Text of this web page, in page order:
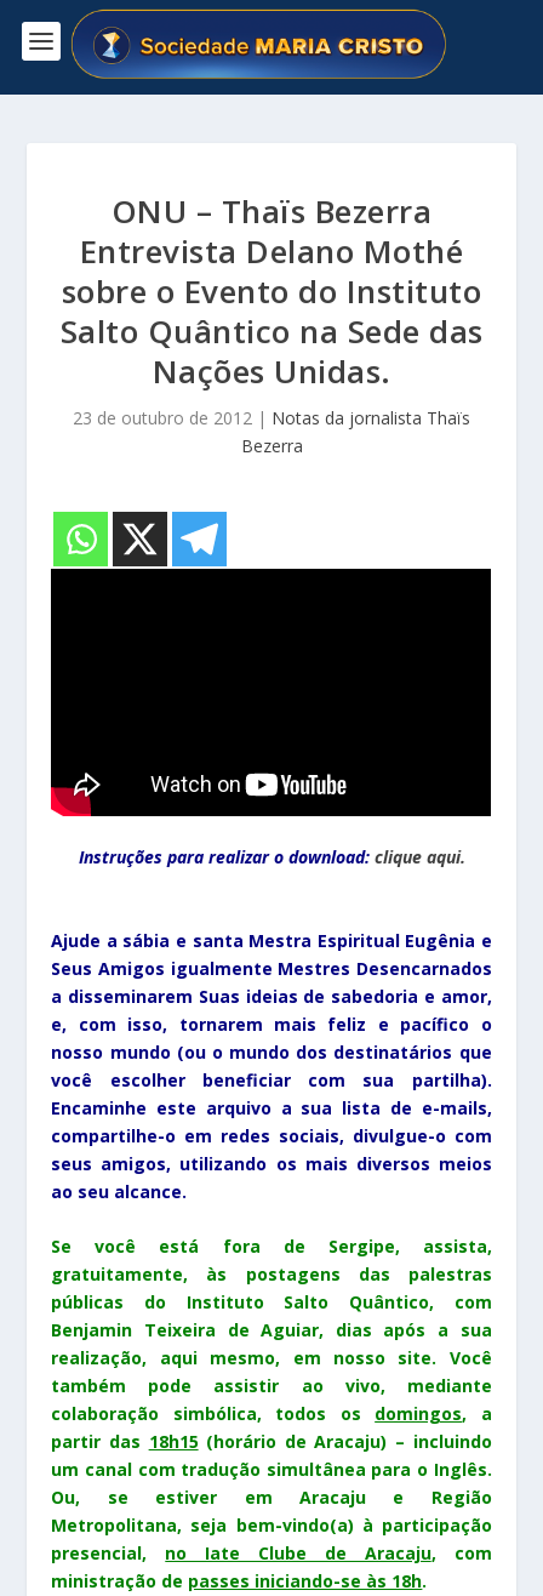
ONU – Thaïs Bezerra
Entrevista Delano Mothé
sobre o Evento do Instituto
Salto Quântico na Sede das
Nações Unidas.
23 de outubro de 2012 | Notas da jornalista Thaïs
Bezerra
Instruções para realizar o download: clique aqui.
Ajude a sábia e santa Mestra Espiritual Eugênia e
Seus Amigos igualmente Mestres Desencarnados
a disseminarem Suas ideias de sabedoria e amor,
e, com isso, tornarem mais feliz e pacífico o
nosso mundo (ou o mundo dos destinatários que
você escolher beneficiar com sua partilha).
Encaminhe este arquivo a sua lista de e-mails,
compartilhe-o em redes sociais, divulgue-o com
seus amigos, utilizando os mais diversos meios
ao seu alcance.
Se você está fora de Sergipe, assista,
gratuitamente, às postagens das palestras
públicas do Instituto Salto Quântico, com
Benjamin Teixeira de Aguiar, dias após a sua
realização, aqui mesmo, em nosso site. Você
também pode assistir ao vivo, mediante
colaboração simbólica, todos os domingos, a
partir das 18h15(horário de Aracaju) – incluindo
um canal com tradução simultânea para o Inglês.
Ou, se estiver em Aracaju e Região
Metropolitana, seja bem-vindo(a) à participação
presencial, no Iate Clube de Aracaju, com
ministração de passes iniciando-se às 18h.